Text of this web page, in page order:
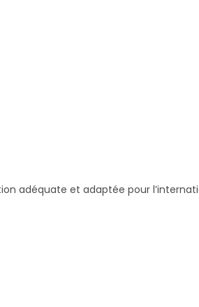
adéquate et adaptée pour